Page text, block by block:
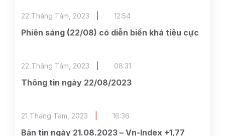
Phiên sáng (22/08) có diễn biến khá tiêu cực
22 Tháng Tám, 2023 12:54
Thông tin ngày 22/08/2023
22 Tháng Tám, 2023 08:31
Bản tin ngày 21.08.2023 – Vn-Index +1,77
21 Tháng Tám, 2023 16:36